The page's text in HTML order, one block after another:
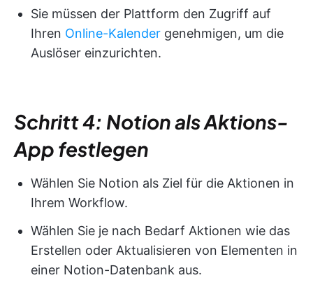
Sie müssen der Plattform den Zugriff auf
Ihren Online-Kalender genehmigen, um die
Auslöser einzurichten.
Schritt 4: Notion als Aktions-
App festlegen
Wählen Sie Notion als Ziel für die Aktionen in
Ihrem Workflow.
Wählen Sie je nach Bedarf Aktionen wie das
Erstellen oder Aktualisieren von Elementen in
einer Notion-Datenbank aus.